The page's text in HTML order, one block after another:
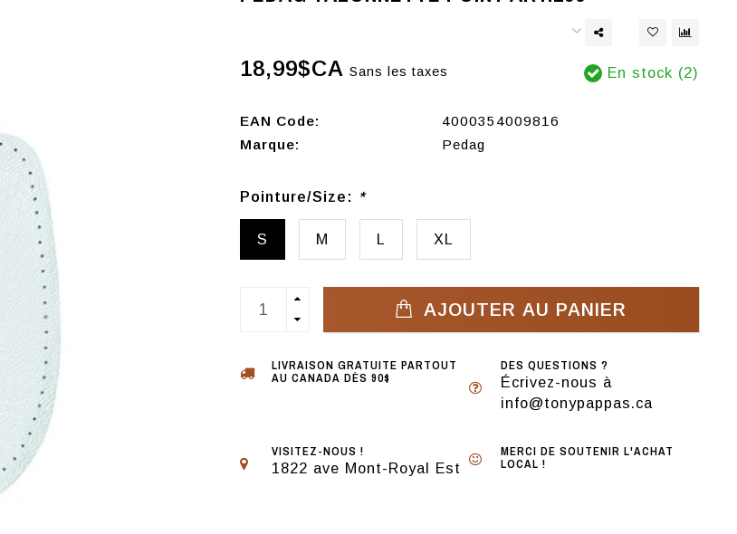
18,99$CA Sans les taxes En stock (2)
EAN Code:
4000354009816
Marque:
Pedag
Pointure/Size: *
S M L XL
AJOUTER AU PANIER
LIVRAISON GRATUITE PARTOUT
AU CANADA DÈS 90$
DES QUESTIONS ?
Écrivez-nous à
info@tonypappas.ca
VISITEZ-NOUS !
1822 ave Mont-Royal Est
MERCI DE SOUTENIR L'ACHAT
LOCAL !